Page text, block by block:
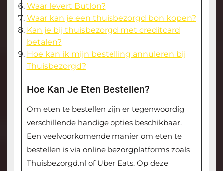
Waar levert Butlon?
Waar kan je een thuisbezorgd bon kopen?
Kan je bij thuisbezorgd met creditcard
betalen?
Hoe kan ik mijn bestelling annuleren bij
Thuisbezorgd?
Hoe Kan Je Eten Bestellen?
Om eten te bestellen zijn er tegenwoordig
verschillende handige opties beschikbaar.
Een veelvoorkomende manier om eten te
bestellen is via online bezorgplatforms zoals
Thuisbezorgd.nl of Uber Eats. Op deze